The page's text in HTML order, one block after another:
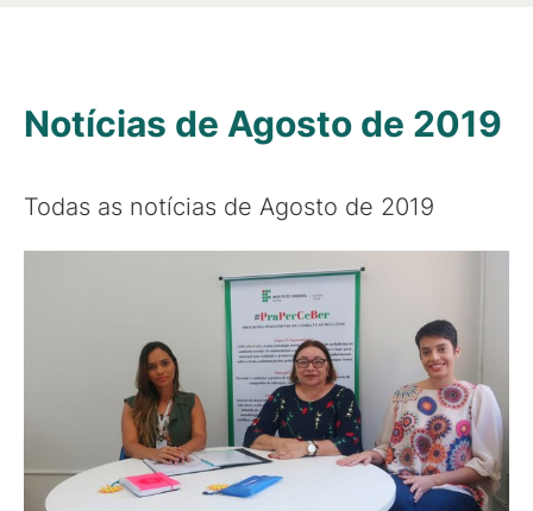
Notícias de Agosto de 2019
Todas as notícias de Agosto de 2019